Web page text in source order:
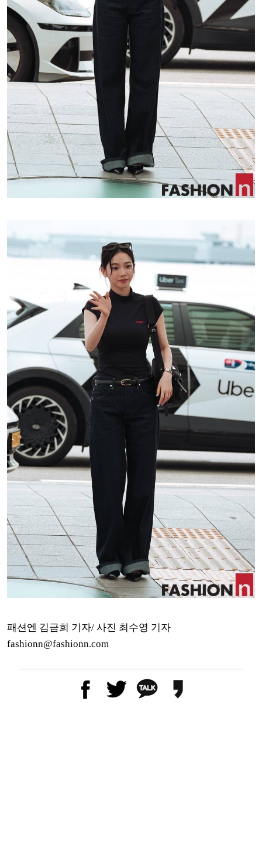
패션엔 김금희 기자/ 사진 최수영 기자
fashionn@fashionn.com